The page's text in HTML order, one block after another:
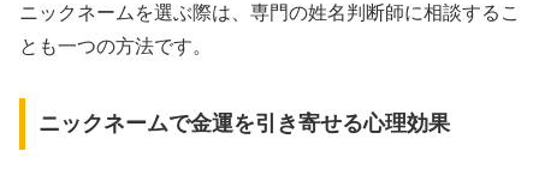
ニックネームを選ぶ際は、専門の姓名判断師に相談するこ
とも一つの方法です。
ニックネームで金運を引き寄せる心理効果